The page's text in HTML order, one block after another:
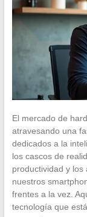
El mercado de
atravesando una
dedicados a la
los cascos de
productividad y los
nuestros
frentes a la vez.
tecnología que